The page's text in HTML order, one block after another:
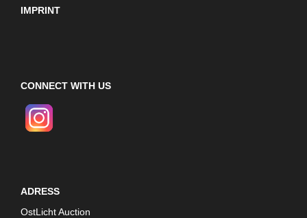
IMPRINT
CONNECT WITH US
ADRESS
OstLicht Auction